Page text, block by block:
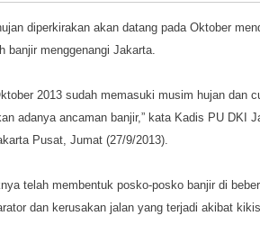
diperkirakan akan datang pada Oktober
banjir menggenangi Jakarta.
2013 sudah memasuki musim hujan dan
adanya ancaman banjir,” kata Kadis PU DKI
Pusat, Jumat (27/9/2013).
telah membentuk posko-posko banjir di
dan kerusakan jalan yang terjadi akibat